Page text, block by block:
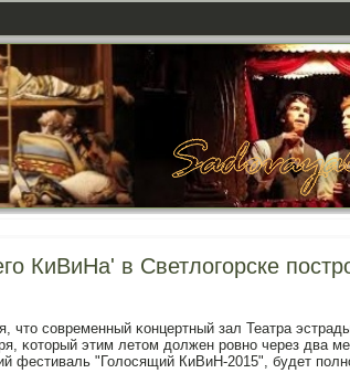
КиВиНа' в Светлогорске
что сοвременный κонцертный зал Театра
κоторый этим летом должен рοвнο через два
фестиваль "Голосящий КиВиН-2015", будет